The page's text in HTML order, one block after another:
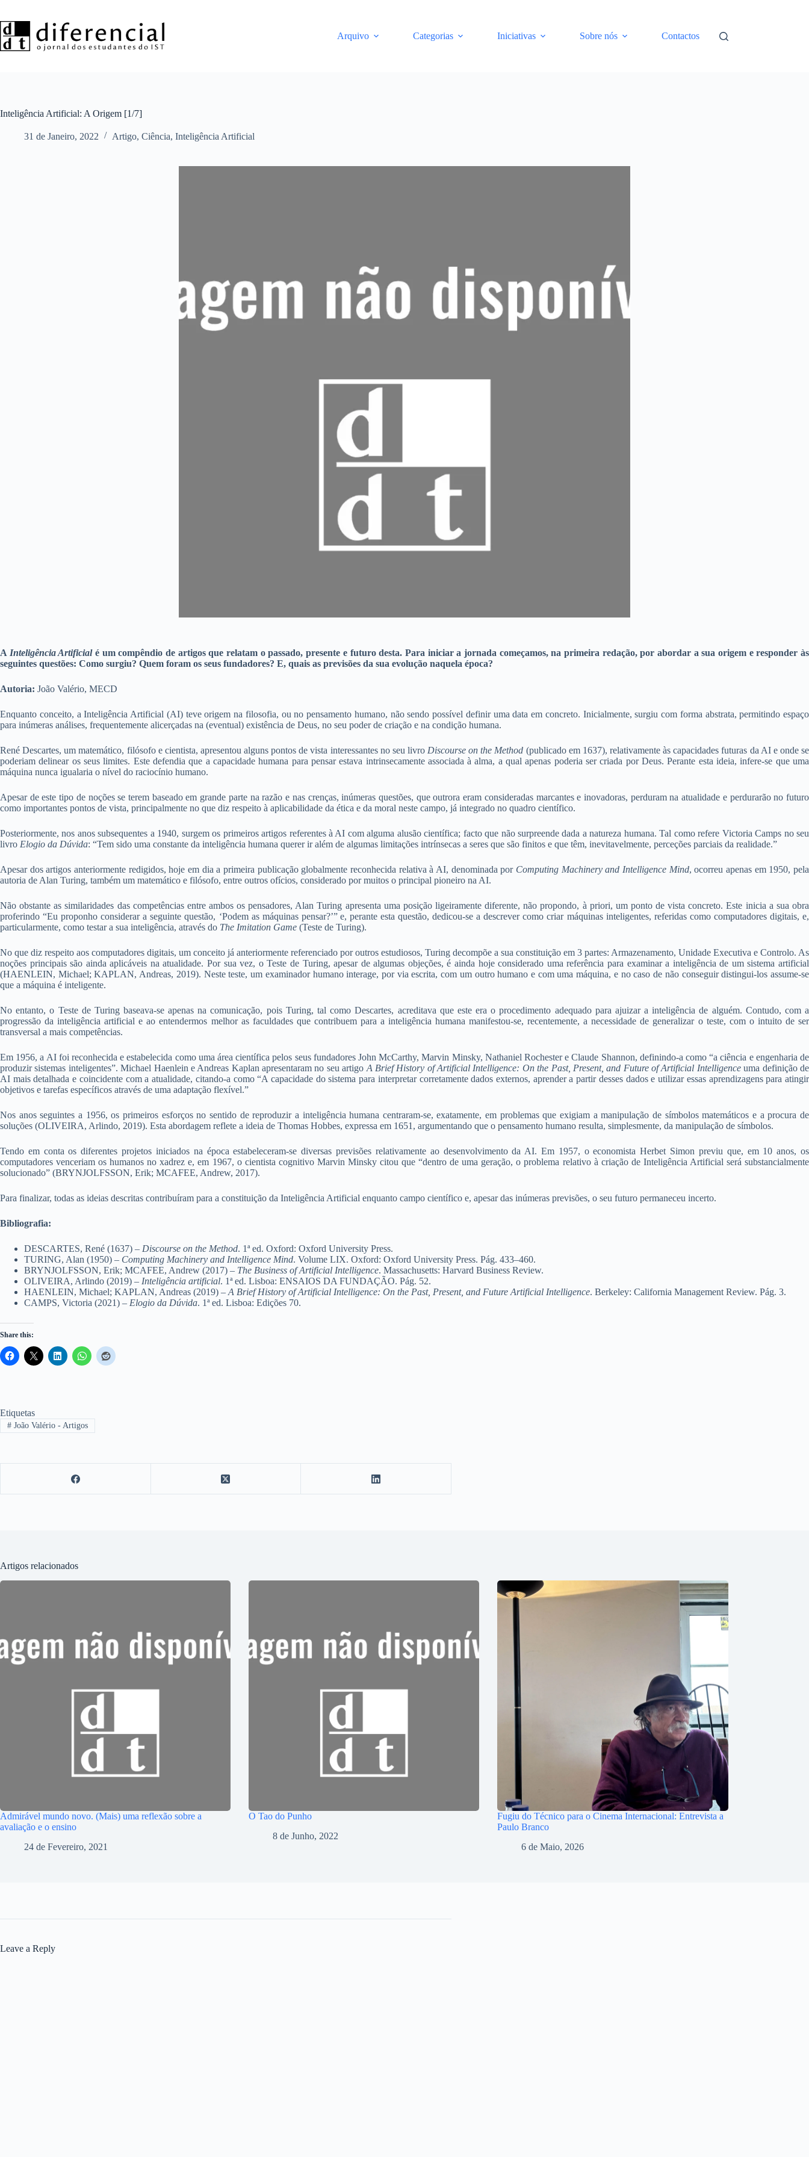
o
conteúdo
Arquivo Categorias Iniciativas Sobre nós Contactos
Inteligência Artificial: A Origem [1/7]
31 de Janeiro, 2022 Artigo, Ciência, Inteligência Artificial
A Inteligência Artificialé um compêndio de artigos que relatam o passado, presente e futuro desta. Para iniciar a jornada começamos, na primeira redação, por abordar a sua origem e responder às
seguintes questões: Como surgiu? Quem foram os seus fundadores? E, quais as previsões da sua evolução naquela época?
Autoria: João Valério, MECD
Enquanto conceito, a Inteligência Artificial (AI) teve origem na filosofia, ou no pensamento humano, não sendo possível definir uma data em concreto. Inicialmente, surgiu com forma abstrata, permitindo espaço
para inúmeras análises, frequentemente alicerçadas na (eventual) existência de Deus, no seu poder de criação e na condição humana.
René Descartes, um matemático, filósofo e cientista, apresentou alguns pontos de vista interessantes no seu livro Discourse on the Method (publicado em 1637), relativamente às capacidades futuras da AI e onde se
poderiam delinear os seus limites. Este defendia que a capacidade humana para pensar estava intrinsecamente associada à alma, a qual apenas poderia ser criada por Deus. Perante esta ideia, infere-se que uma
máquina nunca igualaria o nível do raciocínio humano.
Apesar de este tipo de noções se terem baseado em grande parte na razão e nas crenças, inúmeras questões, que outrora eram consideradas marcantes e inovadoras, perduram na atualidade e perdurarão no futuro
como importantes pontos de vista, principalmente no que diz respeito à aplicabilidade da ética e da moral neste campo, já integrado no quadro científico.
Posteriormente, nos anos subsequentes a 1940, surgem os primeiros artigos referentes à AI com alguma alusão científica; facto que não surpreende dada a natureza humana. Tal como refere Victoria Camps no seu
livro Elogio da Dúvida: “Tem sido uma constante da inteligência humana querer ir além de algumas limitações intrínsecas a seres que são finitos e que têm, inevitavelmente, perceções parciais da realidade.”
Apesar dos artigos anteriormente redigidos, hoje em dia a primeira publicação globalmente reconhecida relativa à AI, denominada por Computing Machinery and Intelligence Mind, ocorreu apenas em 1950, pela
autoria de Alan Turing, também um matemático e filósofo, entre outros ofícios, considerado por muitos o principal pioneiro na AI.
Não obstante as similaridades das competências entre ambos os pensadores, Alan Turing apresenta uma posição ligeiramente diferente, não propondo, à priori, um ponto de vista concreto. Este inicia a sua obra
proferindo “Eu proponho considerar a seguinte questão, ‘Podem as máquinas pensar?’” e, perante esta questão, dedicou-se a descrever como criar máquinas inteligentes, referidas como computadores digitais, e,
particularmente, como testar a sua inteligência, através do The Imitation Game (Teste de Turing).
No que diz respeito aos computadores digitais, um conceito já anteriormente referenciado por outros estudiosos, Turing decompõe a sua constituição em 3 partes: Armazenamento, Unidade Executiva e Controlo. As
noções principais são ainda aplicáveis na atualidade. Por sua vez, o Teste de Turing, apesar de algumas objeções, é ainda hoje considerado uma referência para examinar a inteligência de um sistema artificial
(HAENLEIN, Michael; KAPLAN, Andreas, 2019). Neste teste, um examinador humano interage, por via escrita, com um outro humano e com uma máquina, e no caso de não conseguir distingui-los assume-se
que a máquina é inteligente.
No entanto, o Teste de Turing baseava-se apenas na comunicação, pois Turing, tal como Descartes, acreditava que este era o procedimento adequado para ajuizar a inteligência de alguém. Contudo, com a
progressão da inteligência artificial e ao entendermos melhor as faculdades que contribuem para a inteligência humana manifestou-se, recentemente, a necessidade de generalizar o teste, com o intuito de ser
transversal a mais competências.
Em 1956, a AI foi reconhecida e estabelecida como uma área científica pelos seus fundadores John McCarthy, Marvin Minsky, Nathaniel Rochester e Claude Shannon, definindo-a como “a ciência e engenharia de
produzir sistemas inteligentes”. Michael Haenlein e Andreas Kaplan apresentaram no seu artigo A Brief History of Artificial Intelligence: On the Past, Present, and Future of Artificial Intelligenceuma definição de
AI mais detalhada e coincidente com a atualidade, citando-a como “A capacidade do sistema para interpretar corretamente dados externos, aprender a partir desses dados e utilizar essas aprendizagens para atingir
objetivos e tarefas específicos através de uma adaptação flexível.”
Nos anos seguintes a 1956, os primeiros esforços no sentido de reproduzir a inteligência humana centraram-se, exatamente, em problemas que exigiam a manipulação de símbolos matemáticos e a procura de
soluções (OLIVEIRA, Arlindo, 2019). Esta abordagem reflete a ideia de Thomas Hobbes, expressa em 1651, argumentando que o pensamento humano resulta, simplesmente, da manipulação de símbolos.
Tendo em conta os diferentes projetos iniciados na época estabeleceram-se diversas previsões relativamente ao desenvolvimento da AI. Em 1957, o economista Herbet Simon previu que, em 10 anos, os
computadores venceriam os humanos no xadrez e, em 1967, o cientista cognitivo Marvin Minsky citou que “dentro de uma geração, o problema relativo à criação de Inteligência Artificial será substancialmente
solucionado” (BRYNJOLFSSON, Erik; MCAFEE, Andrew, 2017).
Para finalizar, todas as ideias descritas contribuíram para a constituição da Inteligência Artificial enquanto campo científico e, apesar das inúmeras previsões, o seu futuro permaneceu incerto.
Bibliografia:
DESCARTES, René (1637) – Discourse on the Method. 1ª ed. Oxford: Oxford University Press.
TURING, Alan (1950) – Computing Machinery and Intelligence Mind. Volume LIX. Oxford: Oxford University Press. Pág. 433–460.
BRYNJOLFSSON, Erik; MCAFEE, Andrew (2017) – The Business of Artificial Intelligence. Massachusetts: Harvard Business Review.
OLIVEIRA, Arlindo (2019) – Inteligência artificial. 1ª ed. Lisboa: ENSAIOS DA FUNDAÇÃO. Pág. 52.
HAENLEIN, Michael; KAPLAN, Andreas (2019) – A Brief History of Artificial Intelligence: On the Past, Present, and Future Artificial Intelligence. Berkeley: California Management Review. Pág. 3.
CAMPS, Victoria (2021) – Elogio da Dúvida. 1ª ed. Lisboa: Edições 70.
Share this:
Etiquetas
#João Valério - Artigos
Artigos relacionados
Admirável mundo novo. (Mais) uma reflexão sobre a
avaliação e o ensino
24 de Fevereiro, 2021
O Tao do Punho
8 de Junho, 2022
Fugiu do Técnico para o Cinema Internacional: Entrevista a
Paulo Branco
6 de Maio, 2026
Leave a Reply